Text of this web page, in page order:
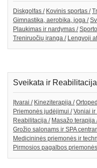
Diskgolfas / Kovinis sportas /
Gimnastika, aerobika, joga /
Plaukimas ir nardymas /
Treniruočių įranga / Lengvoji
Sveikata ir Reabilitacija
Įtvarai / Kineziterapija /
Priemonės judėjimui / Voniai ir
Reabilitacija / Masažo terapija
Grožio salonams ir SPA
Medicininės priemonės ir
Pirmosios pagalbos